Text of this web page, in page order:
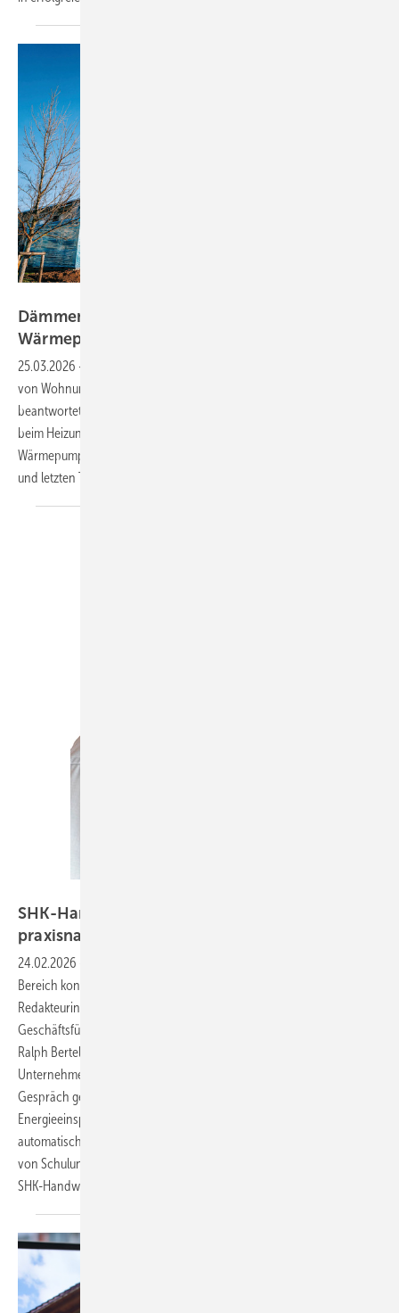
Dämmen, Heizungssanierung und
Wärmepumpentechnologie, Teil
25.03.2026 -
von Wohnungsbeständen sinnvoll? Fachjournalist Martin Schellhorn
beantwortete diese Frage im ersten Teil der Februarausgabe. Was
beim Heizungswechsel mit Blick auf die am Markt verfügbaren ­
Wärmepumpentechnologien zu beachten ist, erläutert er im zweiten
und letzten Teil dieser
SHK-Handwerk im Fokus: Partnerschaft für
praxisnahe
24.02.2026
Bereich konkret umgesetzt werden können, diskutiert SBZ-
Redakteurin Katrin ­Drogatz-Krämer mit ­Robert Oberberger,
Geschäftsführer der Richter + Frenzel GmbH + Co. KG, und ­
Ralph Bertelt, Vorstand der ­eQ-3 AG. Im Oktober 2025 gaben beide
Unternehmen den Start ihrer Vertriebspartnerschaft bekannt. Im
Gespräch geht es um Home-Energy-Management-Systeme,
Energieeinsparungen, den
automatischen hydraulischen Abgleich sowie um die zentrale Rolle
von Schulungen, Partnerschaft und die direkte Nähe zum
SHK-Handwerk.